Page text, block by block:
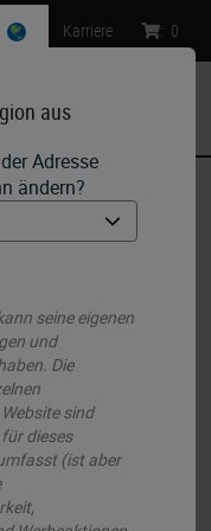
aus
Adresse
ändern?
seine eigenen
und
Die
sind
dieses
(ist aber
Karriere : 0
•
(Blaufärbung von